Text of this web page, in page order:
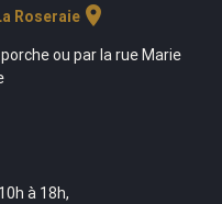
Roseraielocation_on
ou par la rue Marie
à 18h,